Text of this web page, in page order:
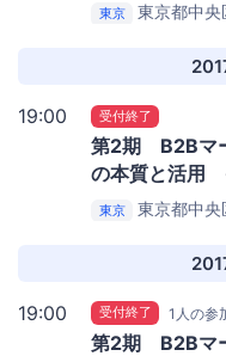
東京 東京都中
19:00 受付終了
第2期 B2Bマ
の本質と活
東京 東京都中
19:00 受付終了 1人の参
第2期 B2Bマ